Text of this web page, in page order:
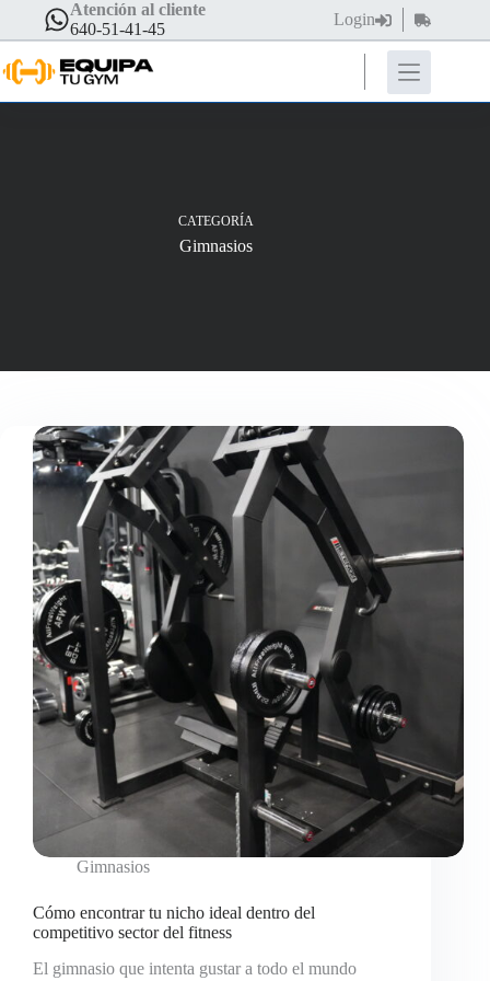
contenido
Atención al cliente
640-51-41-45
Login
Carro
de
compra
CATEGORÍA
Gimnasios
Gimnasios
Cómo encontrar tu nicho ideal dentro del
competitivo sector del fitness
El gimnasio que intenta gustar a todo el mundo